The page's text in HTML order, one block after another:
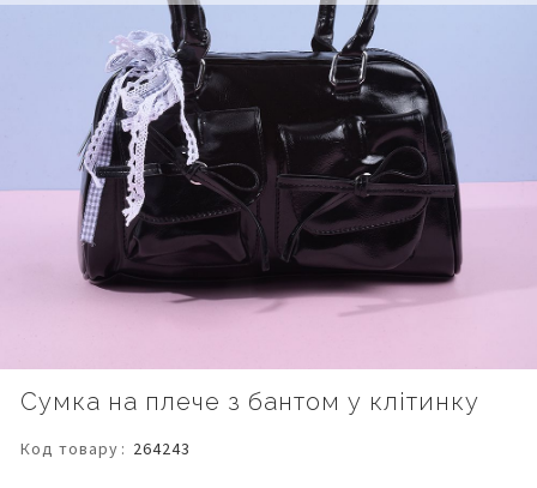
Сумка на плече з бантом у клітинку
Код товару 264243
галереї